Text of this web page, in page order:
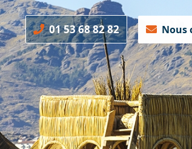
01 53 68 82 82 Nous